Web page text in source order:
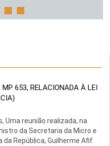
MP 653, RELACIONADA À LEI
Uma reunião realizada, na
da Secretaria da Micro e
da República, Guilherme Afif